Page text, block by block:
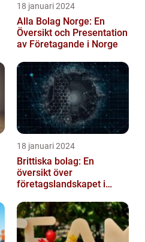
18 januari 2024
Alla Bolag Norge: En
Översikt och Presentation
av Företagande i Norge
18 januari 2024
Brittiska bolag: En
översikt över
företagslandskapet i